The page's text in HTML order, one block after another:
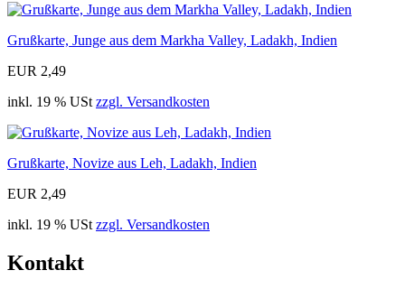
Grußkarte, Junge aus dem Markha Valley, Ladakh, Indien
EUR 2,49
inkl. 19 % USt zzgl. Versandkosten
Grußkarte, Novize aus Leh, Ladakh, Indien
EUR 2,49
inkl. 19 % USt zzgl. Versandkosten
Kontakt